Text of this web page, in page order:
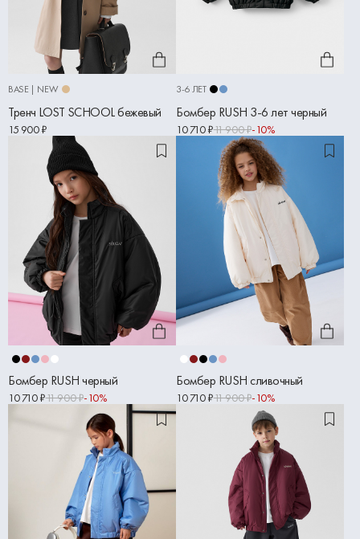
BASE | NEW
Тренч LOST SCHOOL бежевый
15 900 ₽
3-6 ЛЕТ
Бомбер RUSH 3-6 лет черный
10 710 ₽11 900 ₽-10%
Бомбер RUSH черный
10 710 ₽11 900 ₽-10%
Бомбер RUSH сливочный
10 710 ₽11 900 ₽-10%